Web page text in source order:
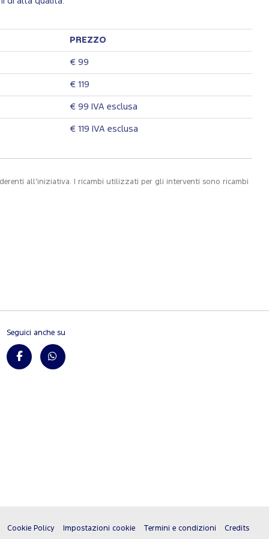
PREZZO
€ 99
€ 119
€ 99 IVA esclusa
€ 119 IVA esclusa
all’iniziativa. I ricambi utilizzati per gli interventi sono ricambi
Seguici anche su
Cookie Policy Impostazioni cookie Termini e condizioni Credits